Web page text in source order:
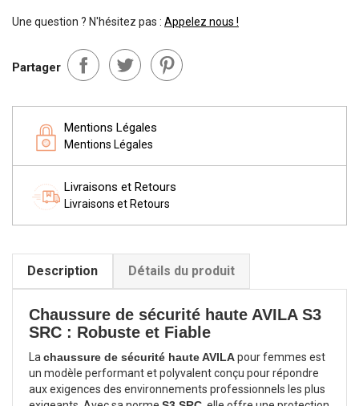
Une question ? N'hésitez pas : Appelez nous !
Partager
Mentions Légales
Mentions Légales
Livraisons et Retours
Livraisons et Retours
Description Détails du produit
Chaussure de sécurité haute AVILA S3
SRC : Robuste et Fiable
La chaussure de sécurité haute AVILApour femmes est
un modèle performant et polyvalent conçu pour répondre
aux exigences des environnements professionnels les plus